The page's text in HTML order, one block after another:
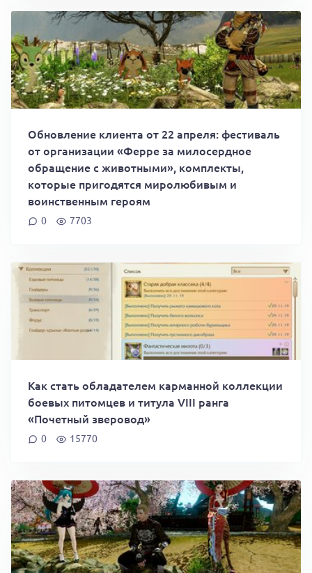
Обновление клиента от 22 апреля: фестиваль
от организации «Ферре за милосердное
обращение с животными», комплекты,
которые пригодятся миролюбивым и
воинственным героям
0 7703
Как стать обладателем карманной коллекции
боевых питомцев и титула VIII ранга
«Почетный зверовод»
0 15770